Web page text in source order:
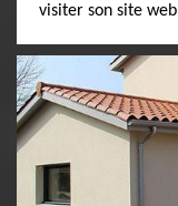
visiter son site